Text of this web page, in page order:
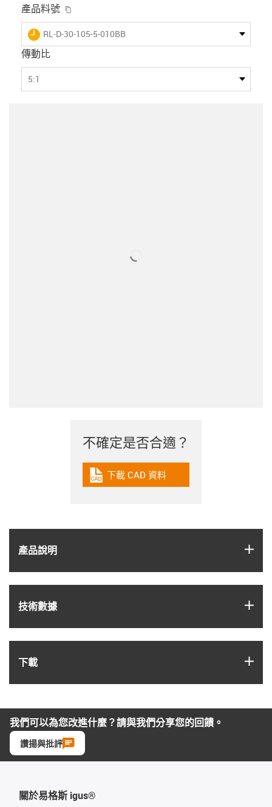
產品料號
igus-icon-lieferzeit
RL-D-30-105-5-010BB
傳動比
5:1
產品說明
技術數據
下載
不確定是否合適？
igus-icon-cad-dateien
下載 CAD 資料
我們可以為您改進什麼？請與我們分享您的回饋。
讚揚與批評
關於易格斯 igus®